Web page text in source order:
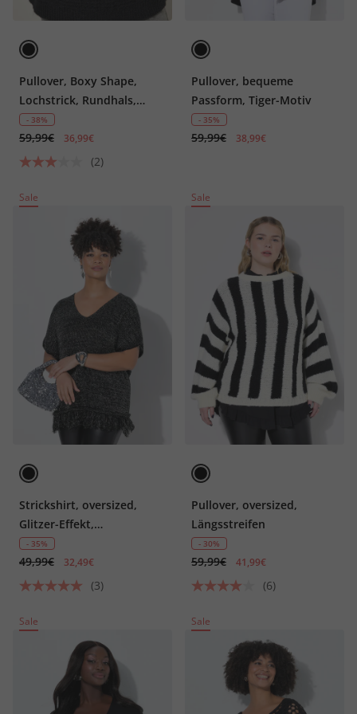
Pullover, Boxy Shape,
Lochstrick, Rundhals,
Langarm
- 38%
59,99€ 36,99€
(2)
Pullover, bequeme
Passform, Tiger-Motiv
- 35%
59,99€ 38,99€
Sale
Strickshirt, oversized,
Glitzer-Effekt,
Fransensaum
- 35%
49,99€ 32,49€
(3)
Sale
Pullover, oversized,
Längsstreifen
- 30%
59,99€ 41,99€
(6)
Sale Sale